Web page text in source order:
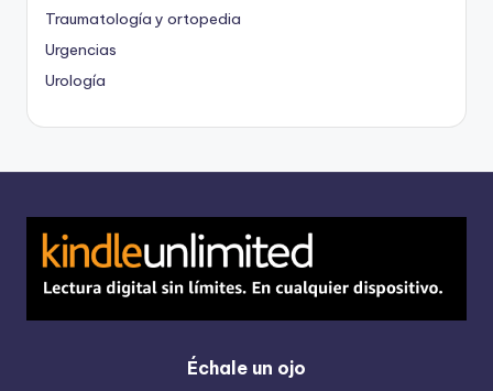
Traumatología y ortopedia
Urgencias
Urología
Échale un ojo